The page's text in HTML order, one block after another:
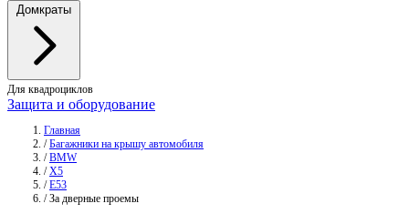
Домкраты
Для квадроциклов
Защита и оборудование
Главная
/ Багажники на крышу автомобиля
/ BMW
/ X5
/ E53
/ За дверные проемы